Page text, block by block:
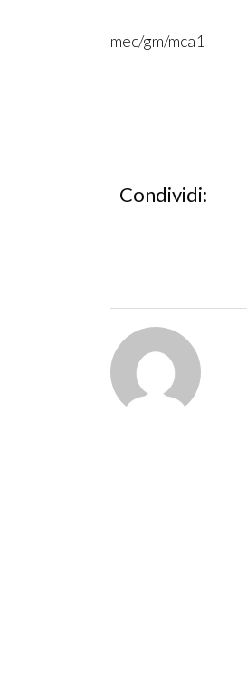
mec/gm/mca1
Condividi: